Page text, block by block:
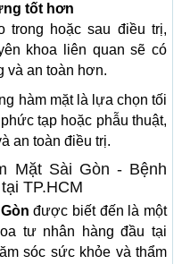
tốt hơn
trong hoặc sau điều trị,
khoa liên quan sẽ có
và an toàn hơn.
hàm mặt là lựa chọn tối
tạp hoặc phẫu thuật,
an toàn điều trị.
Mặt Sài Gòn - Bệnh
TP.HCM
được biết đến là một
tư nhân hàng đầu tại
sóc sức khỏe và thẩm